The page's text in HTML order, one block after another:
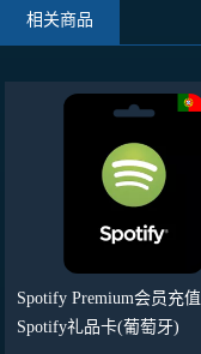
相关商品
Spotify Premium会员充值
Spotify礼品卡(葡萄牙)